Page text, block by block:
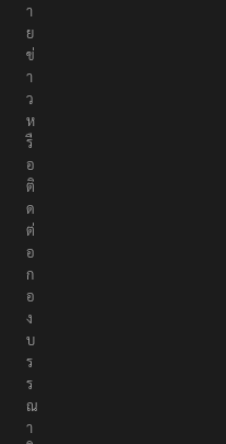
า
ย
ข่
า
ว
ห
รื
อ
ติ
ด
ต่
อ
ก
อ
ง
บ
ร
ร
ณ
า